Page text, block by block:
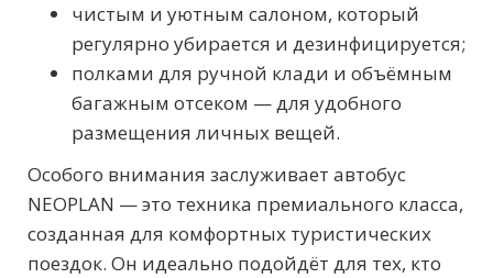
чистым и уютным салоном, который
регулярно убирается и дезинфицируется;
полками для ручной клади и объёмным
багажным отсеком — для удобного
размещения личных вещей.
Особого внимания заслуживает автобус
NEOPLAN — это техника премиального класса,
созданная для комфортных туристических
поездок. Он идеально подойдёт для тех, кто